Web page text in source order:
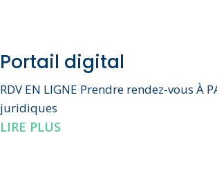
Portail digital
RDV EN LIGNE Prendre rendez-vous À
juridiques
LIRE PLUS